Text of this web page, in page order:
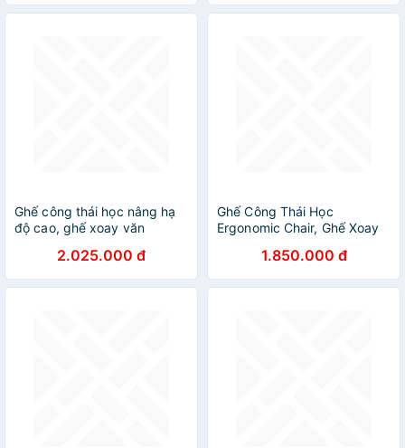
màu xám khung và chân
Ghế công thái học nâng hạ
độ cao, ghế xoay văn
sở, nội thất công sở việt,
newbeginning
2.025.000 đ
Ghế Công Thái Học
Ergonomic Chair, Ghế Xoay
Chỉnh Tư Thế Ngồi, Ghế
Ngồi Làm Việc Bảo Hành 2
Năm
1.850.000 đ